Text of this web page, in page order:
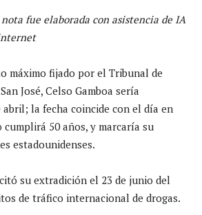
nota fue elaborada con asistencia de IA
máximo fijado por el Tribunal de
José, Celso Gamboa sería
la fecha coincide con el día en
cumplirá 50 años, y marcaría su
estadounidenses.
su extradición el 23 de junio del
de tráfico internacional de drogas.